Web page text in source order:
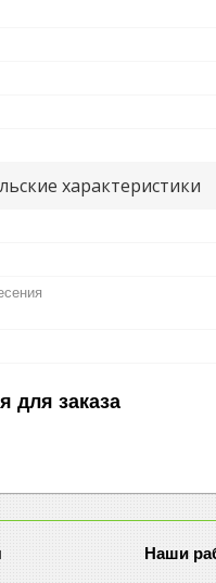
характеристики
для заказа
Наши